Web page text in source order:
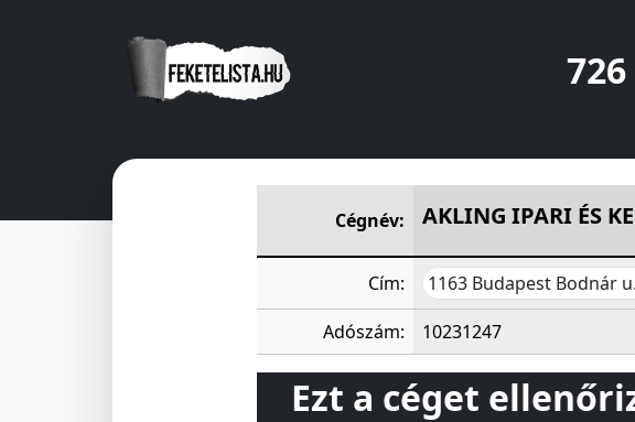
Cégnév:
AKLING IPARI ÉS
Cím: 1163 Budapest Bodnár
Adószám: 10231247
Ezt a céget